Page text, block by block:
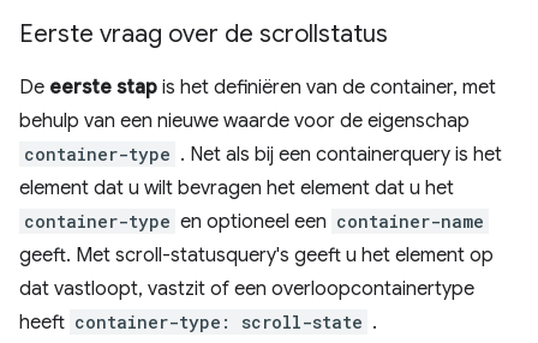
Eerste vraag over de scrollstatus
De eerste stap is het definiëren van de container, met
behulp van een nieuwe waarde voor de eigenschap
container-type . Net als bij een containerquery is het
element dat u wilt bevragen het element dat u het
container-type en optioneel een container-name
geeft. Met scroll-statusquery's geeft u het element op
dat vastloopt, vastzit of een overloopcontainertype
heeft container-type: scroll-state .